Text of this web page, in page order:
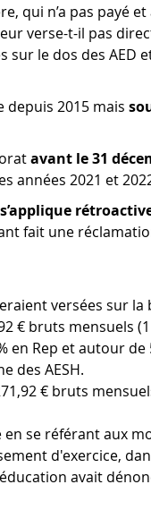
qui n’a pas payé
verse-t-il pas
le dos des AED
2015 mais
avant le 31
années 2021 et
s’applique
fait une
versées sur la
€ bruts mensuels
en Rep et autour de
des AESH.
€ bruts
se référant aux
d'exercice,
avait